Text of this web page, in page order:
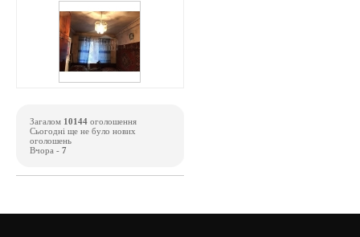
Загалом 10144 оголошення
Сьогодні ще не було нових
оголошень
Вчора - 7